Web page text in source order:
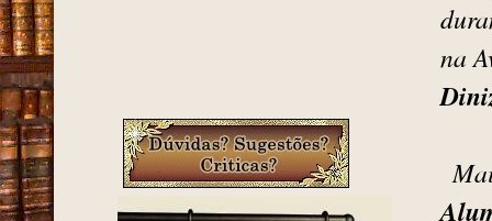
na